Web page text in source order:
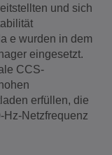
und sich
e wurden in dem
eingesetzt.
CCS-
erfüllen, die
Hz-Netzfrequenz